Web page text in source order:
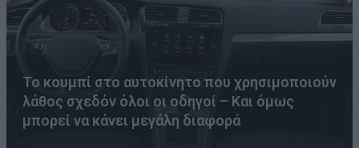
Το κουμπί στο αυτοκίνητο που χρησιμοποιούν
λάθος σχεδόν όλοι οι οδηγοί – Και όμως
μπορεί να κάνει μεγάλη διαφορά